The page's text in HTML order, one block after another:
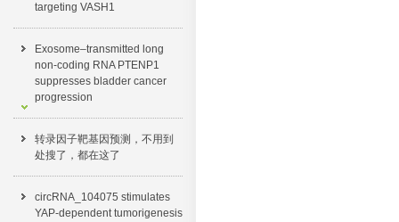
targeting VASH1
Exosome–transmitted long
non-coding RNA PTENP1
suppresses bladder cancer
progression
转录因子靶基因预测，不用到
处搜了，都在这了​
circRNA_104075 stimulates
YAP-dependent tumorigenesis